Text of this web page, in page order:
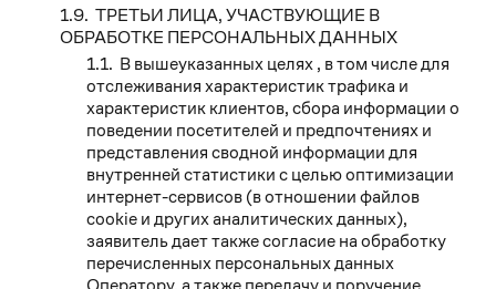
ТРЕТЬИ ЛИЦА, УЧАСТВУЮЩИЕ В
ОБРАБОТКЕ ПЕРСОНАЛЬНЫХ ДАННЫХ
В вышеуказанных целях , в том числе для
отслеживания характеристик трафика и
характеристик клиентов, сбора информации о
поведении посетителей и предпочтениях и
представления сводной информации для
внутренней статистики с целью оптимизации
интернет-сервисов (в отношении файлов
cookie и других аналитических данных),
заявитель дает также согласие на обработку
перечисленных персональных данных